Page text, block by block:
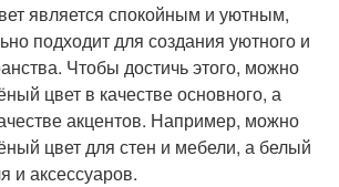
является спокойным и уютным,
подходит для создания уютного и
Чтобы достичь этого, можно
цвет в качестве основного, а
акцентов. Например, можно
цвет для стен и мебели, а белый
и аксессуаров.